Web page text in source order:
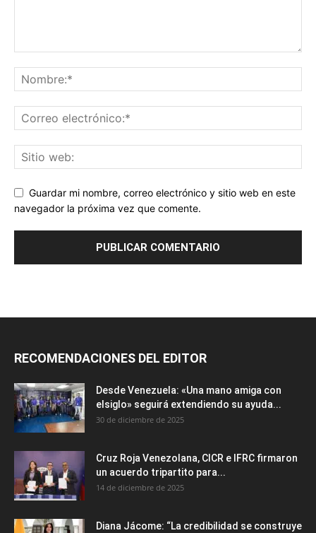
Guardar mi nombre, correo electrónico y sitio web en este
navegador la próxima vez que comente.
RECOMENDACIONES DEL EDITOR
Desde Venezuela: «Una mano amiga con
elsiglo» seguirá extendiendo su ayuda...
30 de diciembre de 2025
Cruz Roja Venezolana, CICR e IFRC firmaron
un acuerdo tripartito para...
14 de diciembre de 2025
Diana Jácome: “La credibilidad se construye